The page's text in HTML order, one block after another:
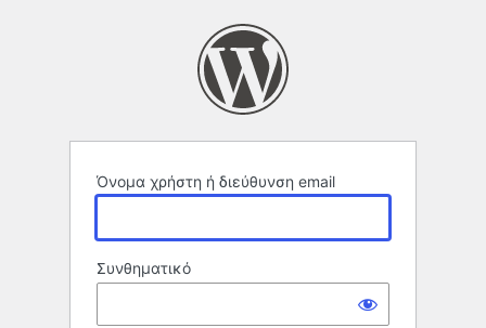
Όνομα χρήστη ή διεύθυνση email
Συνθηματικό